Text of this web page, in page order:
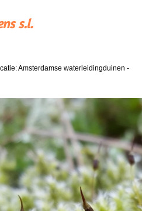
s.l.
Amsterdamse waterleidingduinen -